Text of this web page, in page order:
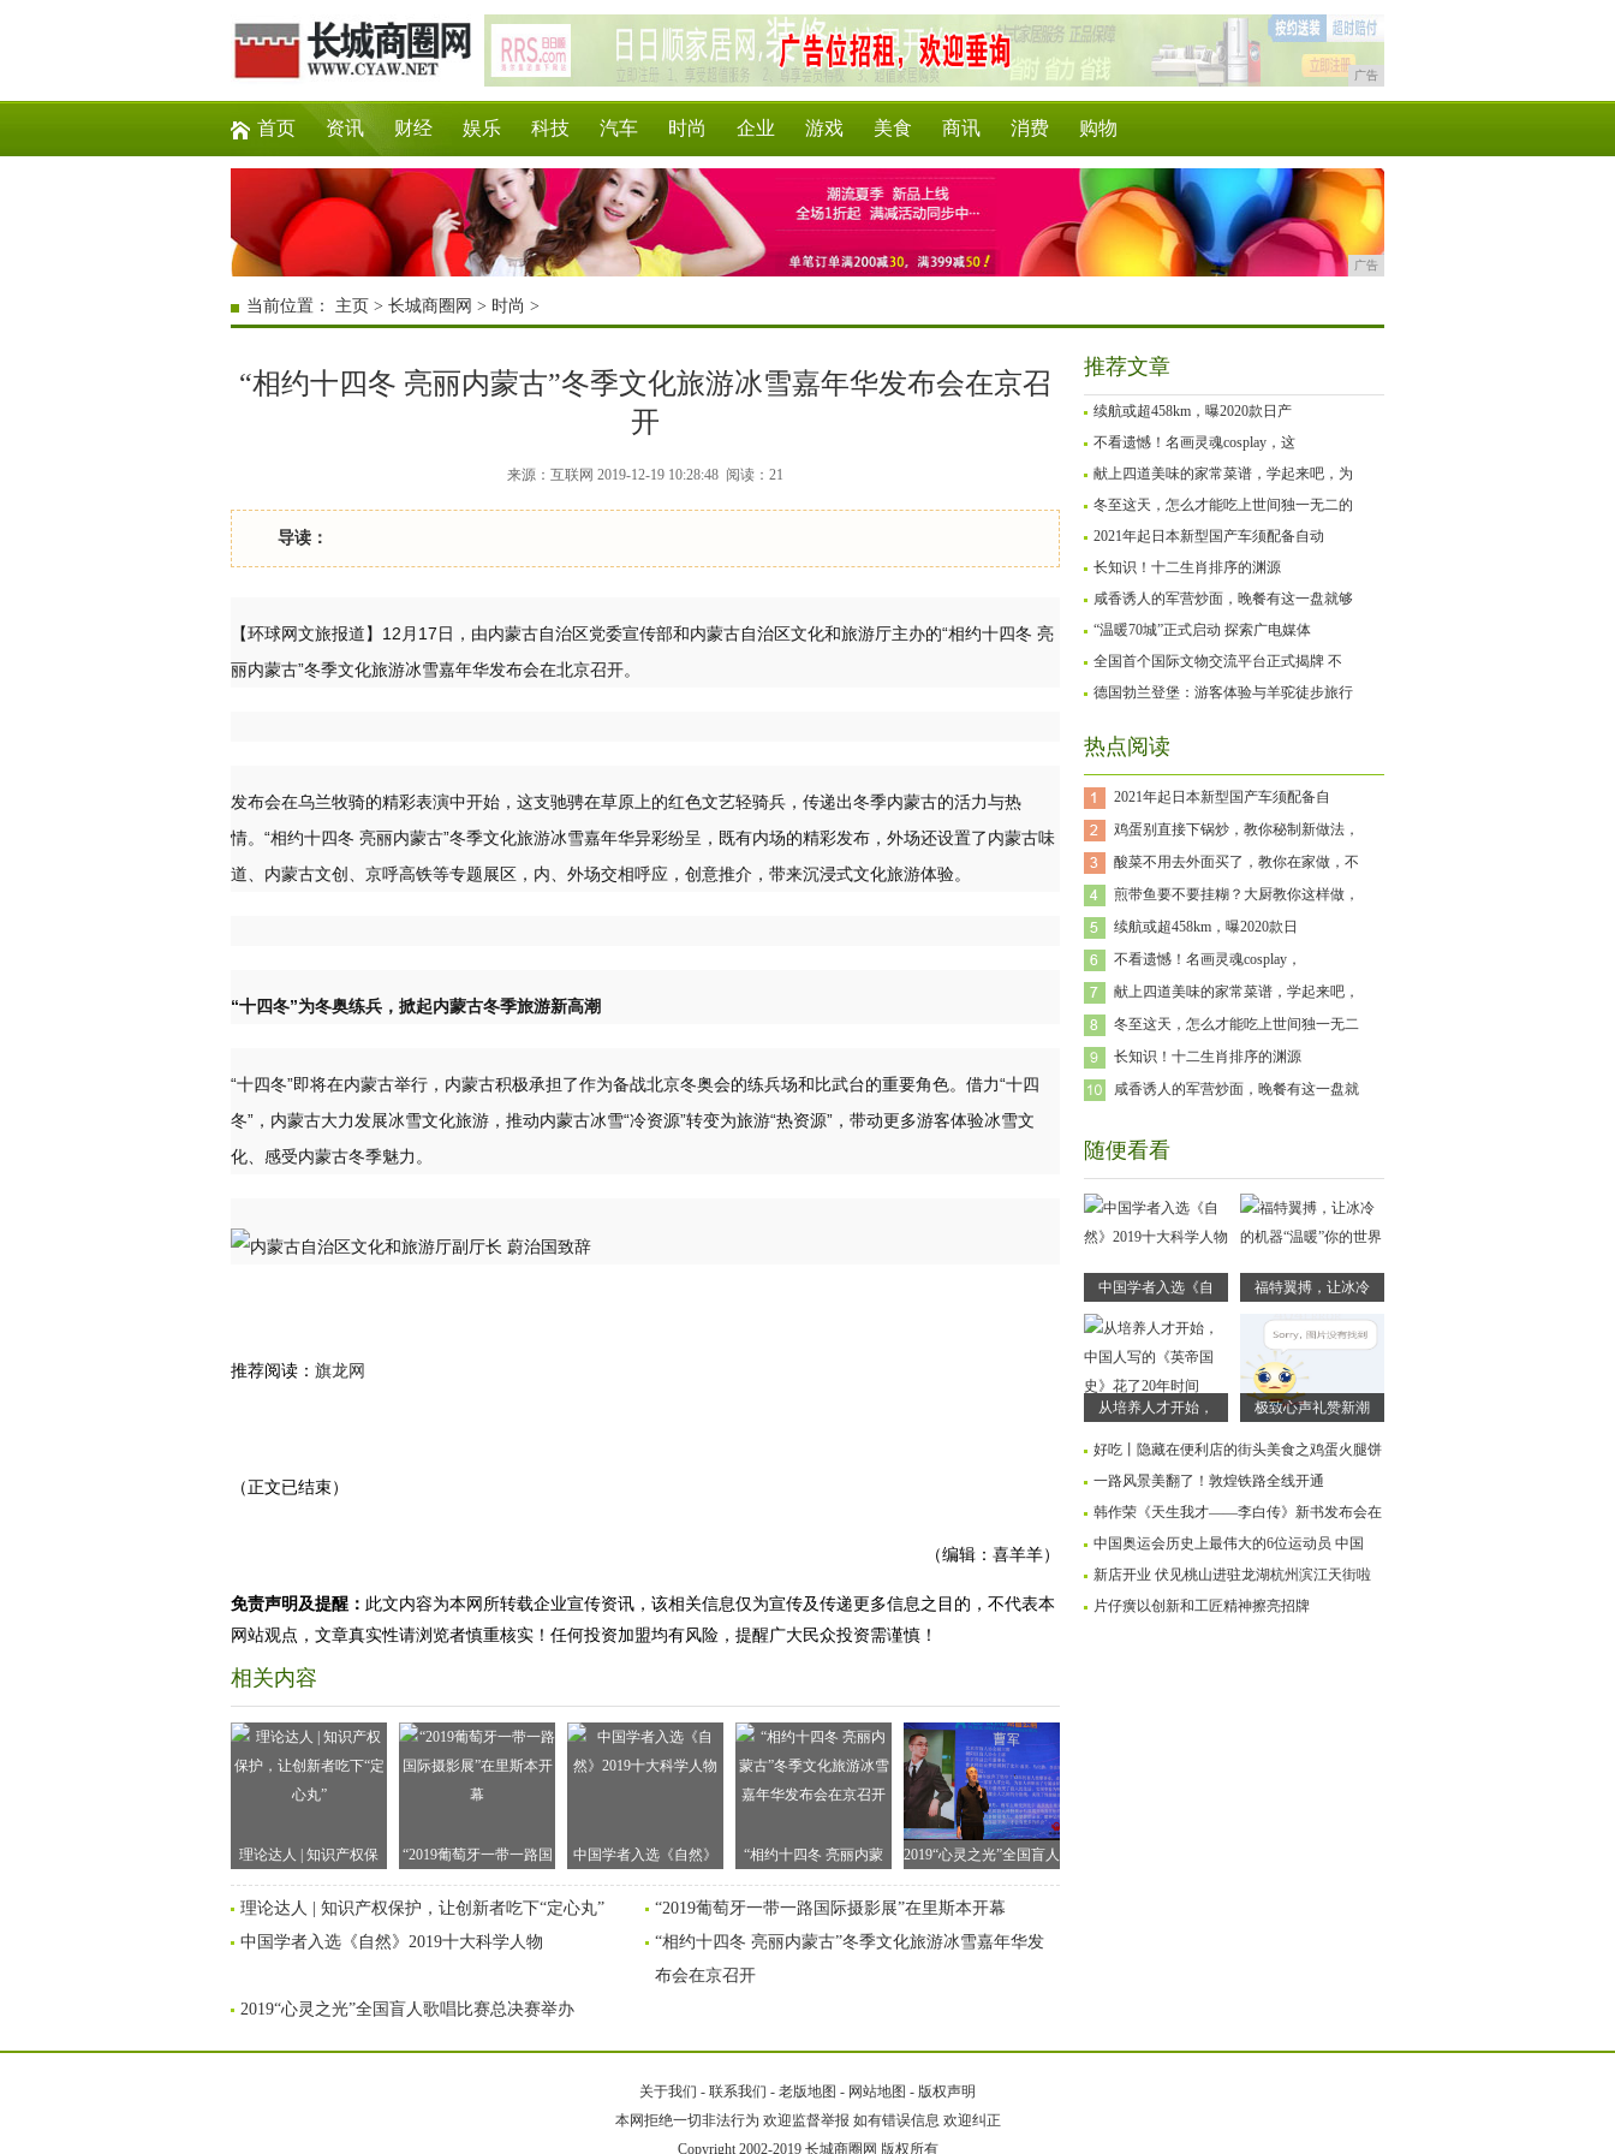
广告
首页 资讯 财经 娱乐 科技 汽车 时尚 企业 游戏 美食 商讯 消费 购物
广告
当前位置： 主页 > 长城商圈网 > 时尚 >
“相约十四冬 亮丽内蒙古”冬季文化旅游冰雪嘉年华发布会在京召
开
来源：互联网 2019-12-19 10:28:48 阅读：21
导读：
【环球网文旅报道】12月17日，由内蒙古自治区党委宣传部和内蒙古自治区文化和旅游厅主办的“相约十四冬 亮
丽内蒙古”冬季文化旅游冰雪嘉年华发布会在北京召开。
发布会在乌兰牧骑的精彩表演中开始，这支驰骋在草原上的红色文艺轻骑兵，传递出冬季内蒙古的活力与热
情。“相约十四冬 亮丽内蒙古”冬季文化旅游冰雪嘉年华异彩纷呈，既有内场的精彩发布，外场还设置了内蒙古味
道、内蒙古文创、京呼高铁等专题展区，内、外场交相呼应，创意推介，带来沉浸式文化旅游体验。
“十四冬”为冬奥练兵，掀起内蒙古冬季旅游新高潮
“十四冬”即将在内蒙古举行，内蒙古积极承担了作为备战北京冬奥会的练兵场和比武台的重要角色。借力“十四
冬”，内蒙古大力发展冰雪文化旅游，推动内蒙古冰雪“冷资源”转变为旅游“热资源”，带动更多游客体验冰雪文
化、感受内蒙古冬季魅力。
推荐阅读： 旗龙网
（正文已结束）
（编辑：喜羊羊）
免责声明及提醒： 此文内容为本网所转载企业宣传资讯，该相关信息仅为宣传及传递更多信息之目的，不代表本
网站观点，文章真实性请浏览者慎重核实！任何投资加盟均有风险，提醒广大民众投资需谨慎！
相关内容
理论达人 | 知识产权保
护，让创新者吃下“定心
丸”
“2019葡萄牙一带一路国
际摄影展”在里斯本开幕
中国学者入选《自然》
2019十大科学人物
“相约十四冬 亮丽内蒙
古”冬季文化旅游冰雪嘉
年华发布会在京召开
2019“心灵之光”全国盲人
歌唱比赛总决赛举办
理论达人 | 知识产权保护，让创新者吃下“定心丸”
“2019葡萄牙一带一路国际摄影展”在里斯本开幕
中国学者入选《自然》2019十大科学人物
“相约十四冬 亮丽内蒙古”冬季文化旅游冰雪嘉年华发
布会在京召开
2019“心灵之光”全国盲人歌唱比赛总决赛举办
推荐文章
续航或超458km，曝2020款日产
不看遗憾！名画灵魂cosplay，这
献上四道美味的家常菜谱，学起来吧，为
冬至这天，怎么才能吃上世间独一无二的
2021年起日本新型国产车须配备自动
长知识！十二生肖排序的渊源
咸香诱人的军营炒面，晚餐有这一盘就够
“温暖70城”正式启动 探索广电媒体
全国首个国际文物交流平台正式揭牌 不
德国勃兰登堡：游客体验与羊驼徒步旅行
热点阅读
2021年起日本新型国产车须配备自
鸡蛋别直接下锅炒，教你秘制新做法，
酸菜不用去外面买了，教你在家做，不
煎带鱼要不要挂糊？大厨教你这样做，
续航或超458km，曝2020款日
不看遗憾！名画灵魂cosplay，
献上四道美味的家常菜谱，学起来吧，
冬至这天，怎么才能吃上世间独一无二
长知识！十二生肖排序的渊源
咸香诱人的军营炒面，晚餐有这一盘就
随便看看
中国学者入选《自 福特翼搏，让冰冷
从培养人才开始， 极致心声礼赞新潮
好吃丨隐藏在便利店的街头美食之鸡蛋火腿饼
一路风景美翻了！敦煌铁路全线开通
韩作荣《天生我才——李白传》新书发布会在
中国奥运会历史上最伟大的6位运动员 中国
新店开业 伏见桃山进驻龙湖杭州滨江天街啦
片仔癀以创新和工匠精神擦亮招牌
关于我们 - 联系我们 - 老版地图 - 网站地图 - 版权声明
本网拒绝一切非法行为 欢迎监督举报 如有错误信息 欢迎纠正
Copyright 2002-2019 长城商圈网 版权所有